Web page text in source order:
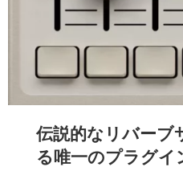
伝説的なリバーブ
る唯一のプラグイ